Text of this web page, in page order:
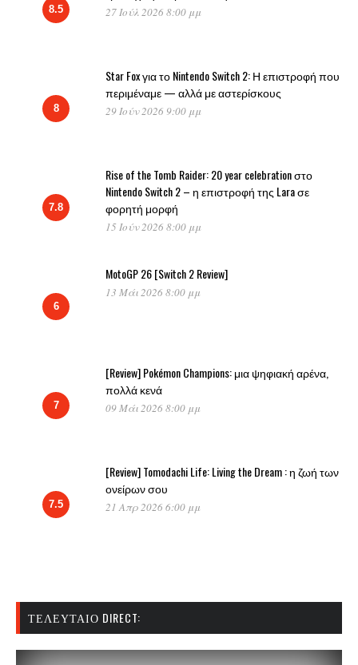
8.5 27 Ιούλ 2026 8:00 μμ
8
Star Fox για το Nintendo Switch 2: Η επιστροφή που
περιμέναμε — αλλά με αστερίσκους
29 Ιούν 2026 9:00 μμ
7.8
Rise of the Tomb Raider: 20 year celebration στο
Nintendo Switch 2 – η επιστροφή της Lara σε
φορητή μορφή
15 Ιούν 2026 8:00 μμ
6
MotoGP 26 [Switch 2 Review]
13 Μάι 2026 8:00 μμ
7
[Review] Pokémon Champions: μια ψηφιακή αρένα,
πολλά κενά
09 Μάι 2026 8:00 μμ
7.5
[Review] Tomodachi Life: Living the Dream : η ζωή των
ονείρων σου
21 Απρ 2026 6:00 μμ
ΤΕΛΕΥΤΑΊΟ DIRECT: